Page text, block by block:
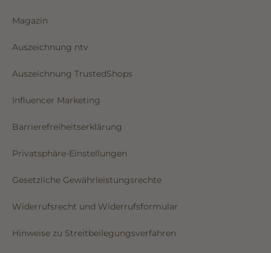
Magazin
Auszeichnung ntv
Auszeichnung TrustedShops
Influencer Marketing
Barrierefreiheitserklärung
Privatsphäre-Einstellungen
Gesetzliche Gewährleistungsrechte
Widerrufsrecht und Widerrufsformular
Hinweise zu Streitbeilegungsverfahren